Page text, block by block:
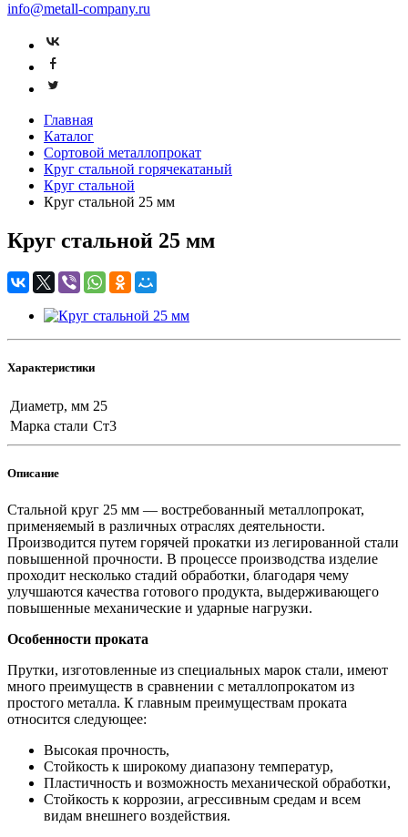
info@metall-company.ru
Главная
Каталог
Сортовой металлопрокат
Круг стальной горячекатаный
Круг стальной
Круг стальной 25 мм
Круг стальной 25 мм
Характеристики
Диаметр, мм 25
Марка стали Ст3
Описание
Стальной круг 25 мм — востребованный металлопрокат,
применяемый в различных отраслях деятельности.
Производится путем горячей прокатки из легированной стали
повышенной прочности. В процессе производства изделие
проходит несколько стадий обработки, благодаря чему
улучшаются качества готового продукта, выдерживающего
повышенные механические и ударные нагрузки.
Особенности проката
Прутки, изготовленные из специальных марок стали, имеют
много преимуществ в сравнении с металлопрокатом из
простого металла. К главным преимуществам проката
относится следующее:
Высокая прочность,
Стойкость к широкому диапазону температур,
Пластичность и возможность механической обработки,
Стойкость к коррозии, агрессивным средам и всем
видам внешнего воздействия.